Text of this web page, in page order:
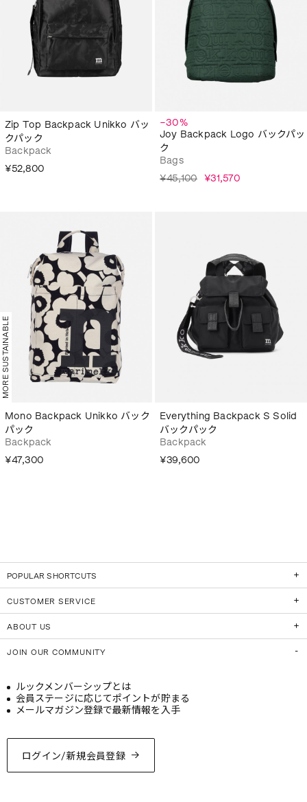
Zip Top Backpack Unikko バッ
クパック
Backpack
¥52,800
−30%
Joy Backpack Logo バックパッ
ク
Bags
¥45,100 ¥31,570
MORE SUSTAINABLE
Mono Backpack Unikko バック
パック
Backpack
¥47,300
Everything Backpack S Solid
バックパック
Backpack
¥39,600
POPULAR SHORTCUTS
CUSTOMER SERVICE
ABOUT US
JOIN OUR COMMUNITY
ログイン/新規会員登録
ルックメンバーシップとは
会員ステージに応じてポイントが貯まる
メールマガジン登録で最新情報を入手